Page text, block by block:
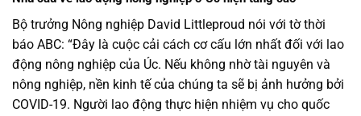
Bộ trưởng Nông nghiệp David Littleproud nói với tờ thời
báo ABC: “Đây là cuộc cải cách cơ cấu lớn nhất đối với lao
động nông nghiệp của Úc. Nếu không nhờ tài nguyên và
nông nghiệp, nền kinh tế của chúng ta sẽ bị ảnh hưởng bởi
COVID-19. Người lao động thực hiện nhiệm vụ cho quốc